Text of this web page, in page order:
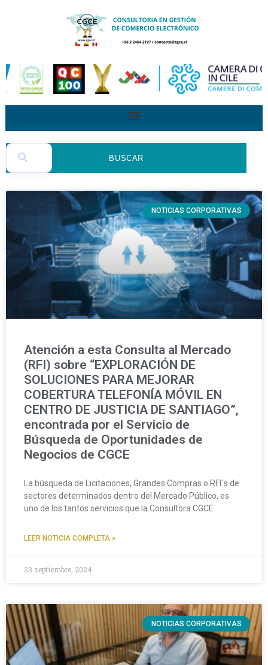
BUSCAR
NOTICIAS CORPORATIVAS
Atención a esta Consulta al Mercado
(RFI) sobre “EXPLORACIÓN DE
SOLUCIONES PARA MEJORAR
COBERTURA TELEFONÍA MÓVIL EN
CENTRO DE JUSTICIA DE SANTIAGO”,
encontrada por el Servicio de
Búsqueda de Oportunidades de
Negocios de CGCE
La búsqueda de Licitaciones, Grandes Compras o RFI´s de
sectores determinados dentro del Mercado Público, es
uno de los tantos servicios que la Consultora CGCE
LEER NOTICIA COMPLETA »
23 septiembre, 2024
NOTICIAS CORPORATIVAS